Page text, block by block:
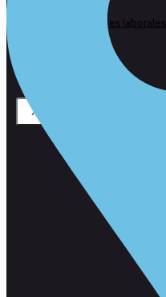
Oportunidades laborales
X